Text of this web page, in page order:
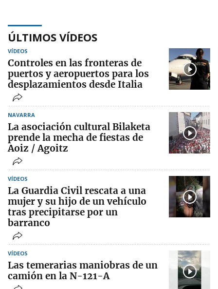
ÚLTIMOS VÍDEOS
VÍDEOS
Controles en las fronteras de
puertos y aeropuertos para los
desplazamientos desde Italia
NAVARRA
La asociación cultural Bilaketa
prende la mecha de fiestas de
Aoiz / Agoitz
VÍDEOS
La Guardia Civil rescata a una
mujer y su hijo de un vehículo
tras precipitarse por un
barranco
VÍDEOS
Las temerarias maniobras de un
camión en la N-121-A